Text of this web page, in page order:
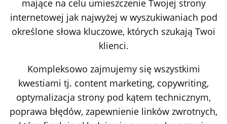
mające na celu umieszczenie Twojej strony
internetowej jak najwyżej w wyszukiwaniach pod
określone słowa kluczowe, których szukają Twoi
klienci.
Kompleksowo zajmujemy się wszystkimi
kwestiami tj. content marketing, copywriting,
optymalizacja strony pod kątem technicznym,
poprawa błędów, zapewnienie linków zwrotnych,